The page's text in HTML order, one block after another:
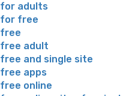
for adults
for free
free
free adult
free and single site
free apps
free online